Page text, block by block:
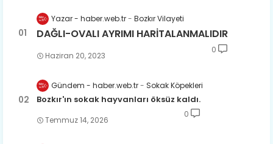
Yazar - haber.web.tr Bozkır Vilayeti
DAĞLI-OVALI AYRIMI HARİTALANMALIDIR
Haziran 20, 2023
0
Gündem - haber.web.tr Sokak Köpekleri
Bozkır'ın sokak hayvanları öksüz kaldı.
Temmuz 14, 2026
0